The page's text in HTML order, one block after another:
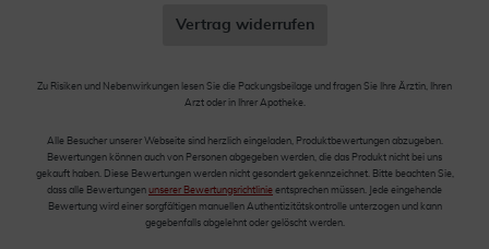
Vertrag widerrufen
Zu Risiken und Nebenwirkungen lesen Sie die Packungsbeilage und fragen Sie Ihre Ärztin, Ihren
Arzt oder in Ihrer Apotheke.
Alle Besucher unserer Webseite sind herzlich eingeladen, Produktbewertungen abzugeben.
Bewertungen können auch von Personen abgegeben werden, die das Produkt nicht bei uns
gekauft haben. Diese Bewertungen werden nicht gesondert gekennzeichnet. Bitte beachten Sie,
dass alle Bewertungen unserer Bewertungsrichtlinie entsprechen müssen. Jede eingehende
Bewertung wird einer sorgfältigen manuellen Authentizitätskontrolle unterzogen und kann
gegebenfalls abgelehnt oder gelöscht werden.